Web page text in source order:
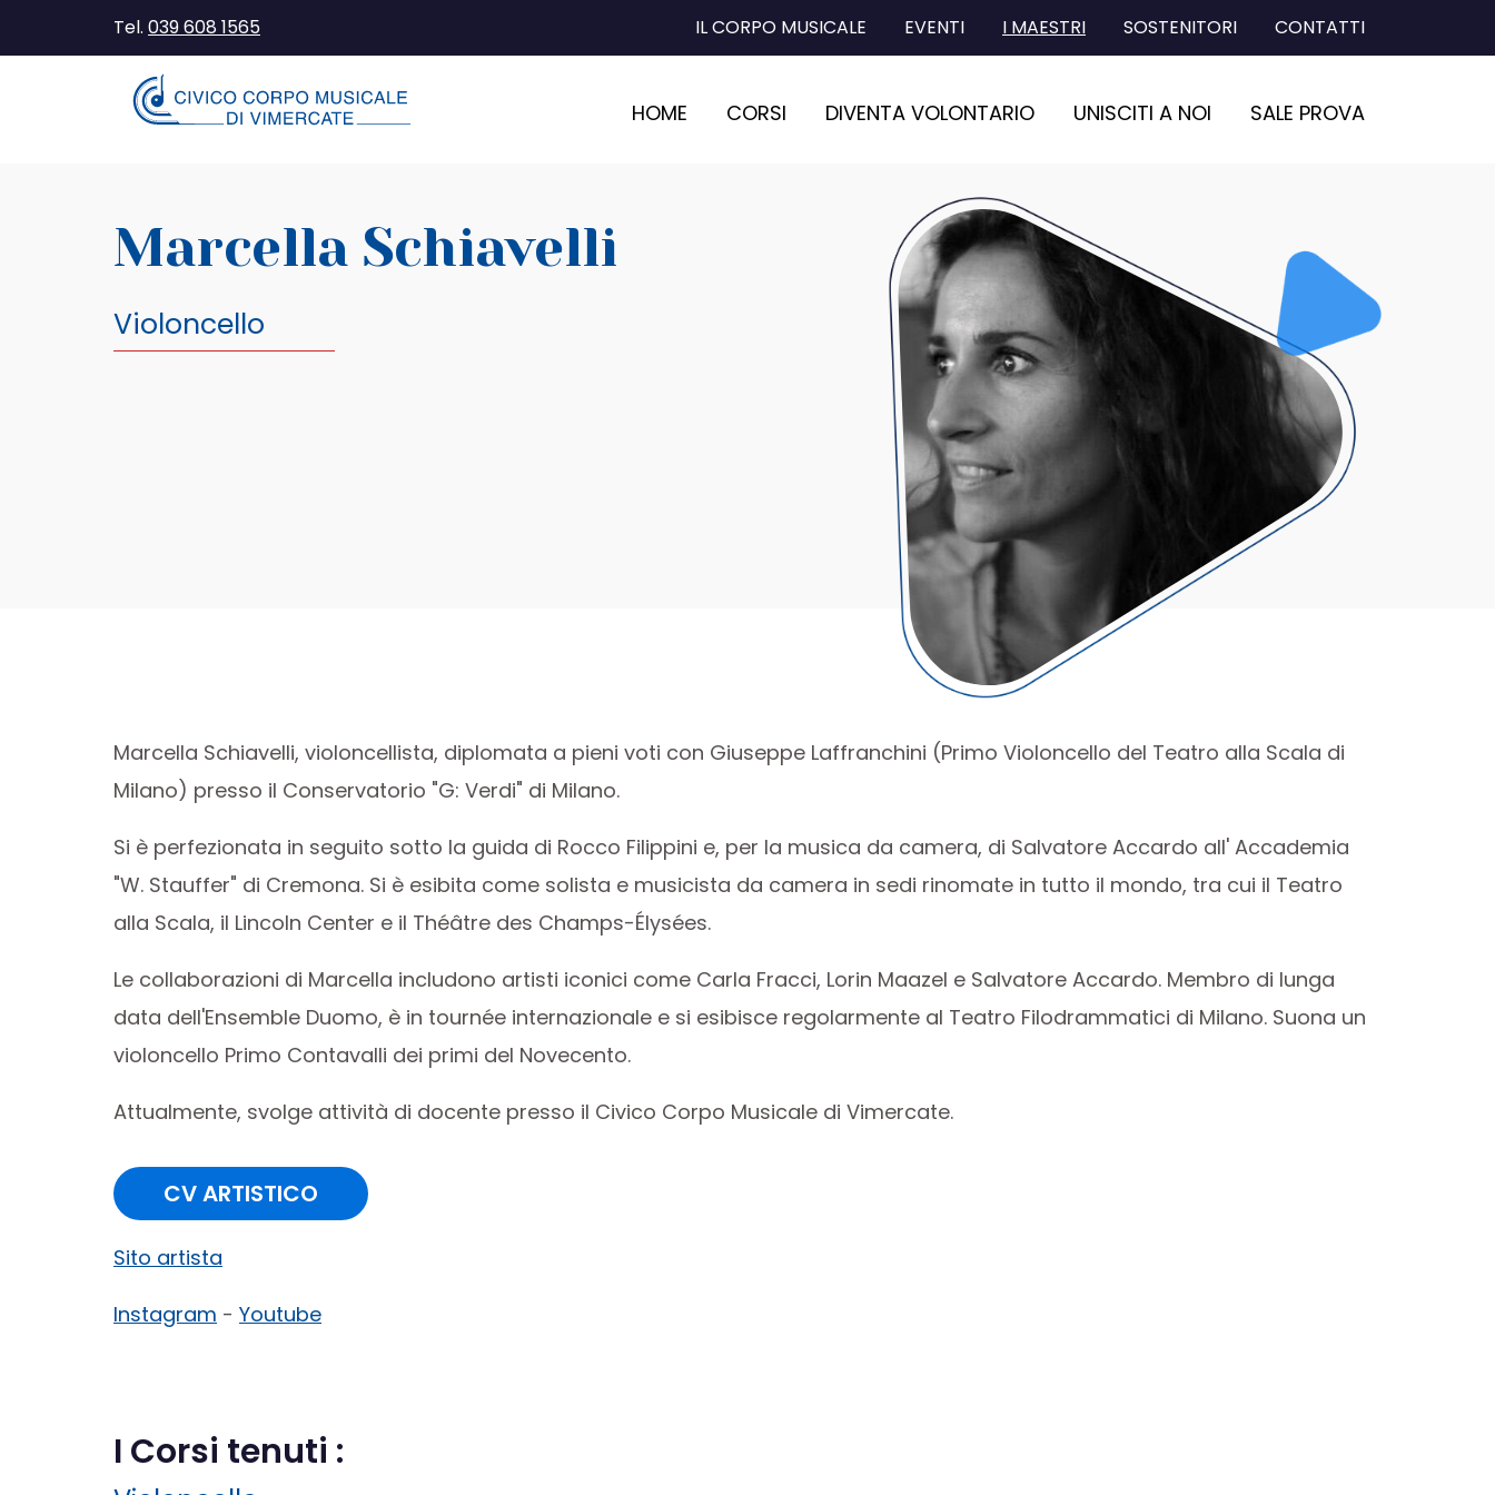
Tel. 039 608 1565 IL CORPO MUSICALE EVENTI I MAESTRI SOSTENITORI CONTATTI
HOME CORSI DIVENTA VOLONTARIO UNISCITI A NOI SALE PROVA
Marcella Schiavelli
Violoncello
Marcella Schiavelli, violoncellista, diplomata a pieni voti con Giuseppe Laffranchini (Primo Violoncello del Teatro alla Scala di
Milano) presso il Conservatorio "G: Verdi" di Milano.
Si è perfezionata in seguito sotto la guida di Rocco Filippini e, per la musica da camera, di Salvatore Accardo all' Accademia
"W. Stauffer" di Cremona. Si è esibita come solista e musicista da camera in sedi rinomate in tutto il mondo, tra cui il Teatro
alla Scala, il Lincoln Center e il Théâtre des Champs-Élysées.
Le collaborazioni di Marcella includono artisti iconici come Carla Fracci, Lorin Maazel e Salvatore Accardo. Membro di lunga
data dell'Ensemble Duomo, è in tournée internazionale e si esibisce regolarmente al Teatro Filodrammatici di Milano. Suona un
violoncello Primo Contavalli dei primi del Novecento.
Attualmente, svolge attività di docente presso il Civico Corpo Musicale di Vimercate.
CV ARTISTICO
Sito artista
Instagram - Youtube
I Corsi tenuti :